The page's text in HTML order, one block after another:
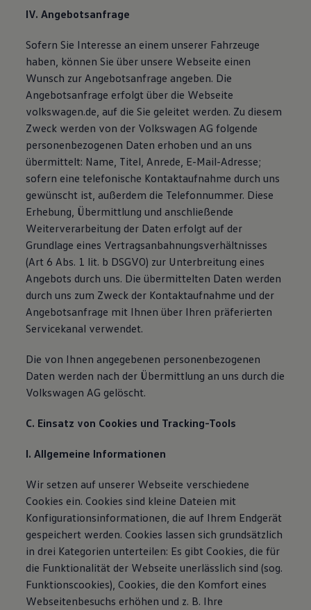
IV. Angebotsanfrage
Sofern Sie Interesse an einem unserer Fahrzeuge
haben, können Sie über unsere Webseite einen
Wunsch zur Angebotsanfrage angeben. Die
Angebotsanfrage erfolgt über die Webseite
volkswagen.de, auf die Sie geleitet werden. Zu diesem
Zweck werden von der Volkswagen AG folgende
personenbezogenen Daten erhoben und an uns
übermittelt: Name, Titel, Anrede, E-Mail-Adresse;
sofern eine telefonische Kontaktaufnahme durch uns
gewünscht ist, außerdem die Telefonnummer. Diese
Erhebung, Übermittlung und anschließende
Weiterverarbeitung der Daten erfolgt auf der
Grundlage eines Vertragsanbahnungsverhältnisses
(Art 6 Abs. 1 lit. b DSGVO) zur Unterbreitung eines
Angebots durch uns. Die übermittelten Daten werden
durch uns zum Zweck der Kontaktaufnahme und der
Angebotsanfrage mit Ihnen über Ihren präferierten
Servicekanal verwendet.
Die von Ihnen angegebenen personenbezogenen
Daten werden nach der Übermittlung an uns durch die
Volkswagen AG gelöscht.
C. Einsatz von Cookies und Tracking-Tools
I. Allgemeine Informationen
Wir setzen auf unserer Webseite verschiedene
Cookies ein. Cookies sind kleine Dateien mit
Konfigurationsinformationen, die auf Ihrem Endgerät
gespeichert werden. Cookies lassen sich grundsätzlich
in drei Kategorien unterteilen: Es gibt Cookies, die für
die Funktionalität der Webseite unerlässlich sind (sog.
Funktionscookies), Cookies, die den Komfort eines
Webseitenbesuchs erhöhen und z. B. Ihre